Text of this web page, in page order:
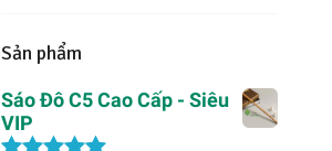
Sản phẩm
Sáo Đô C5 Cao Cấp - Siêu
VIP